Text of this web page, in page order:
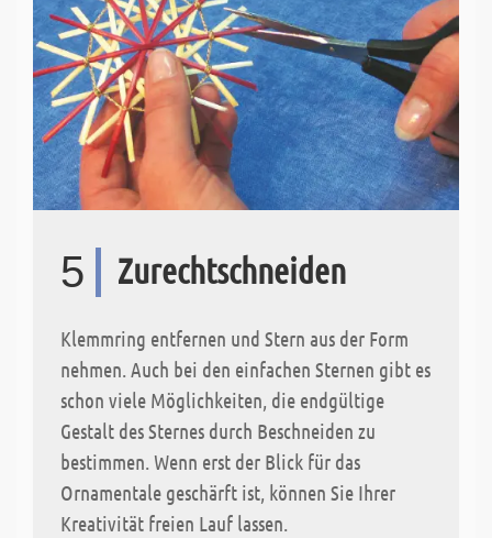
5 Zurechtschneiden
Klemmring entfernen und Stern aus der Form
nehmen. Auch bei den einfachen Sternen gibt es
schon viele Möglichkeiten, die endgültige
Gestalt des Sternes durch Beschneiden zu
bestimmen. Wenn erst der Blick für das
Ornamentale geschärft ist, können Sie Ihrer
Kreativität freien Lauf lassen.